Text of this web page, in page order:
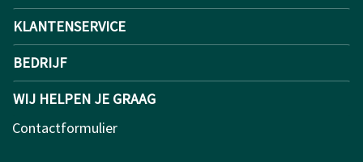
KLANTENSERVICE
BEDRIJF
WIJ HELPEN JE GRAAG
Contactformulier